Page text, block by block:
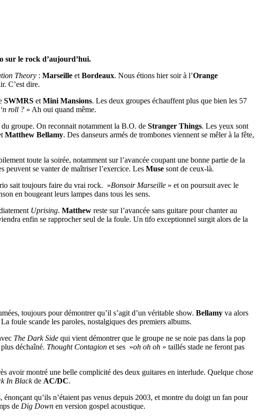
sur le rock d’aujourd’hui.
Theory : Marseille et Bordeaux. Nous étions hier soir à l’Orange
C’est dire.
SWMRS et Mini Mansions. Les deux groupes échauffent plus que bien les 57
roll ? » Ah oui quand même.
groupe. On reconnait notamment la B.O. de Stranger Things. Les yeux sont
Matthew Bellamy. Des danseurs armés de trombones viennent se mêler à la fête,
toute la soirée, notamment sur l’avancée coupant une bonne partie de la
peuvent se vanter de maîtriser l’exercice. Les Muse sont de ceux-là.
sait toujours faire du vrai rock. »Bonsoir Marseille » et on poursuit avec le
en bougeant leurs lampes dans tous les sens.
Uprising. Matthew reste sur l’avancée sans guitare pour chanter au
enfin se rapprocher seul de la foule. Un tifo exceptionnel surgit alors de la
toujours pour démontrer qu’il s’agit d’un véritable show. Bellamy va alors
foule scande les paroles, nostalgiques des premiers albums.
The Dark Side qui vient démontrer que le groupe ne se noie pas dans la pop
déchaîné. Thought Contagion et ses »oh oh oh » taillés stade ne feront pas
avoir montré une belle complicité des deux guitares en interlude. Quelque chose
In Blackde AC/DC.
qu’ils n’étaient pas venus depuis 2003, et montre du doigt un fan pour
de Dig Down en version gospel acoustique.